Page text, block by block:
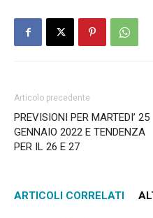
Articolo precedente
PREVISIONI PER MARTEDI’ 25
GENNAIO 2022 E TENDENZA
PER IL 26 E 27
ARTICOLI CORRELATI